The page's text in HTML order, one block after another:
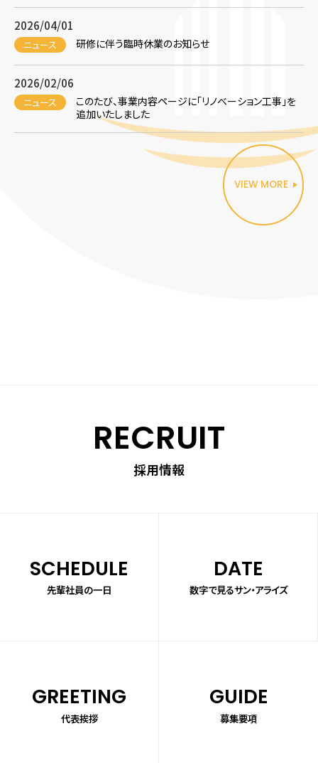
2026/04/01
ニュース 研修に伴う臨時休業のお知らせ
2026/02/06
ニュース
このたび、事業内容ページに「リノベーション工事」を
追加いたしました
VIEW MORE
RECRUIT
採用情報
SCHEDULE
先輩社員の一日
DATE
数字で見るサン・アライズ
GREETING
代表挨拶
GUIDE
募集要項